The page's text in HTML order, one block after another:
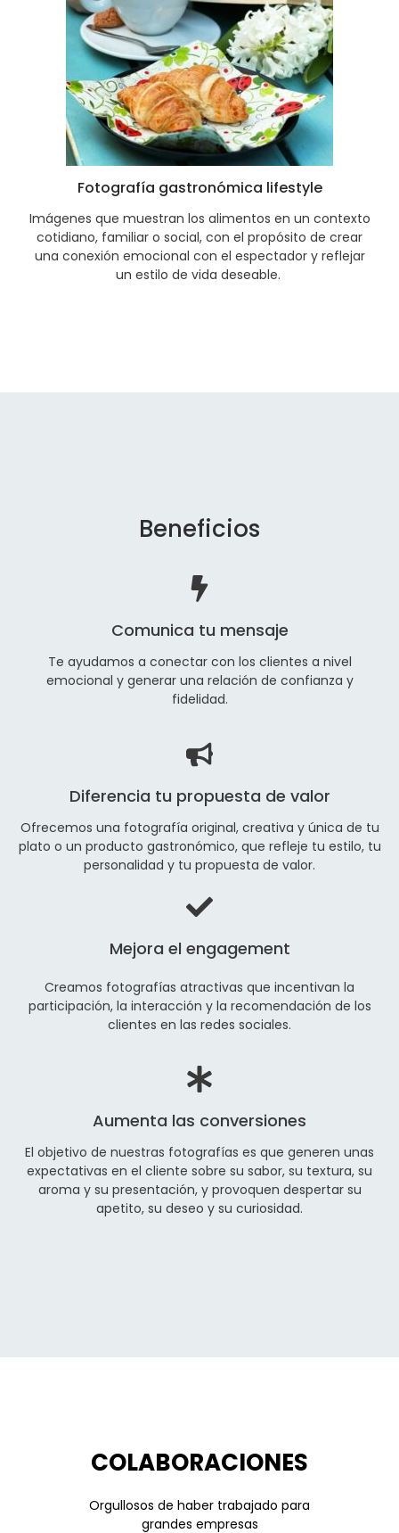
Fotografía gastronómica lifestyle
Imágenes que muestran los alimentos en un contexto
cotidiano, familiar o social, con el propósito de crear
una conexión emocional con el espectador y reflejar
un estilo de vida deseable.
Beneficios
Comunica tu mensaje
Te ayudamos a conectar con los clientes a nivel
emocional y generar una relación de confianza y
fidelidad.
Diferencia tu propuesta de valor
Ofrecemos una fotografía original, creativa y única de tu
plato o un producto gastronómico, que refleje tu estilo, tu
personalidad y tu propuesta de valor.
Mejora el engagement
Creamos fotografías atractivas que incentivan la
participación, la interacción y la recomendación de los
clientes en las redes sociales.
Aumenta las conversiones
El objetivo de nuestras fotografías es que generen unas
expectativas en el cliente sobre su sabor, su textura, su
aroma y su presentación, y provoquen despertar su
apetito, su deseo y su curiosidad.
COLABORACIONES
Orgullosos de haber trabajado para
grandes empresas